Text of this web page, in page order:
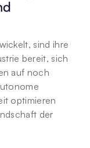
sind ihre
bereit, sich
auf noch
optimieren
der